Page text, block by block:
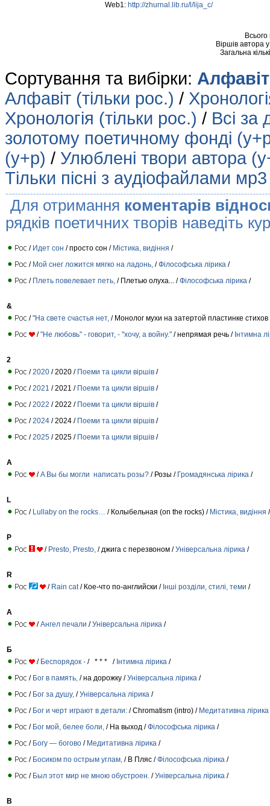
Web1: http://zhurnal.lib.ru/l/lija_c/
Віршів автора
Загальна
Сортування та вибірки:
Алфавіт (тільки рос.) /
Хронологія (тільки рос.) / Всі за
золотому поетичному фонді
(у+р) / Улюблені твори автора
Тільки пісні з аудіофайлами
Для отримання коментарів
рядків поетичних творів наведіть
/ Идет сон / просто сон / Містика, видіння /
/ Мой снег ложится мягко на ладонь, /Філософська лірика /
/ Плеть повелевает петь, / Плетью олуха... /Філософська лірика /
&
/"На свете счастья нет, / Монолог мухи на затертой пластинке
/"Не любовь" - говорит, - "хочу, а войну." / непрямая речь / Інтимна
2
/2020 / 2020 / Поеми та цикли віршів /
/2021 / 2021 / Поеми та цикли віршів /
/2022 / 2022 / Поеми та цикли віршів /
/2024 / 2024 / Поеми та цикли віршів /
/2025 / 2025 / Поеми та цикли віршів /
A
/A Вы бы могли написать розы? / Розы / Громадянська лірика /
L
/ Lullaby on the rocks… / Колыбельная (on the rocks) / Містика, видіння /
P
/ Presto, Presto, / джига с перезвоном /Універсальна лірика /
R
/ Rain cat / Кое-что по-английски / Інші розділи, стилі, теми /
А
/Ангел печали /Універсальна лірика /
Б
/ Беспорядок - / * * * / Інтимна лірика /
/ Бог в память, / на дорожку /Універсальна лірика /
/ Бог за душу, /Універсальна лірика /
/ Бог и черт играют в детали: / Chromatism (intro) / Медитативна лірика
/ Бог мой, белее боли, / Ha выход /Філософська лірика /
/ Богу — богово / Медитативна лірика /
/ Босиком по острым углам, / В Пляс /Філософська лірика /
/ Был этот мир не мною обустроен. /Універсальна лірика /
В